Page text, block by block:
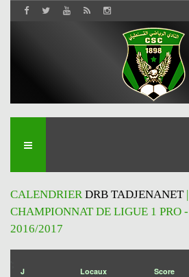
CALENDRIERDRB TADJENANET|
CHAMPIONNAT DE LIGUE 1 PRO -
2016/2017
J Locaux Score